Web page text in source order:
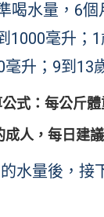
喝水量，6
1000毫升；
升；9到13
式：每公斤
成人，每日建
水量後，接